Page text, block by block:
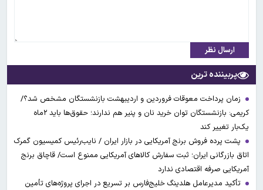
ارسال نظر
پربیننده ترین
زمان پرداخت معوقات فروردین و اردیبهشت بازنشستگان مشخص شد؟/
کریمی: بازنشستگان توان خرید نان و پنیر هم ندارند؛ حقوق‌ها باید ۲ماه
یک‌بار تغییر کند
پشت پرده فروش برنج آمریکایی در بازار ایران / نایب‌رئیس کمیسیون گمرک
اتاق بازرگانی ایران؛ ثبت سفارش کالاهای آمریکایی ممنوع است/ قاچاق برنج
آمریکایی صرفه اقتصادی ندارد
تأکید مدیرعامل هلدینگ خلیج‌فارس بر تسریع در اجرای پروژه‌های تأمین